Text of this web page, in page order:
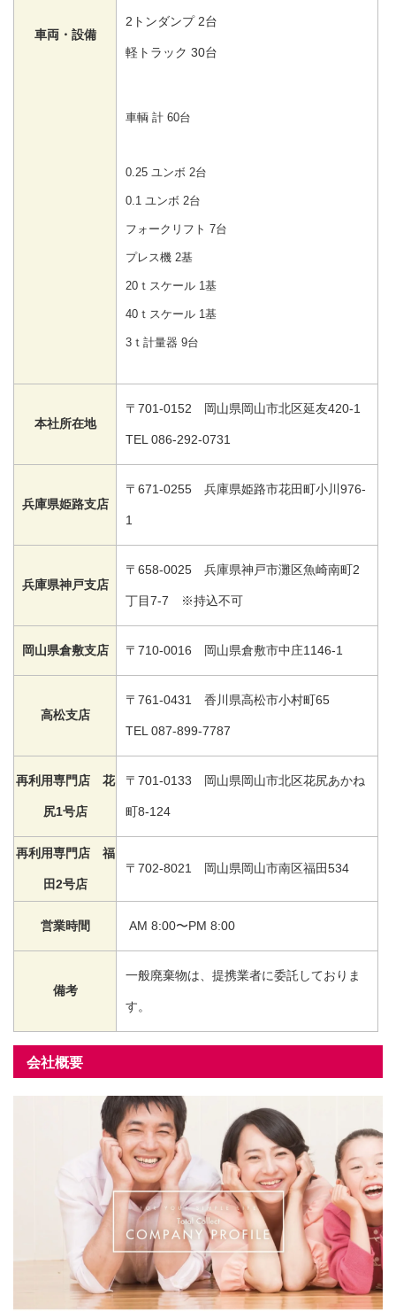
車両・設備
2トンダンプ 2台
軽トラック 30台
車輌 計 60台
0.25 ユンボ 2台
0.1 ユンボ 2台
フォークリフト 7台
プレス機 2基
20ｔスケール 1基
40ｔスケール 1基
3ｔ計量器 9台
本社所在地
〒701-0152 岡山県岡山市北区延友420-1
TEL 086-292-0731
兵庫県姫路支店
〒671-0255 兵庫県姫路市花田町小川976-
1
兵庫県神戸支店
〒658-0025 兵庫県神戸市灘区魚崎南町2
丁目7-7 ※持込不可
岡山県倉敷支店 〒710-0016 岡山県倉敷市中庄1146-1
高松支店
〒761-0431 香川県高松市小村町65
TEL 087-899-7787
再利用専門店 花
尻1号店
〒701-0133 岡山県岡山市北区花尻あかね
町8-124
再利用専門店 福
田2号店
〒702-8021 岡山県岡山市南区福田534
営業時間 AM 8:00〜PM 8:00
備考
一般廃棄物は、提携業者に委託しておりま
す。
会社概要